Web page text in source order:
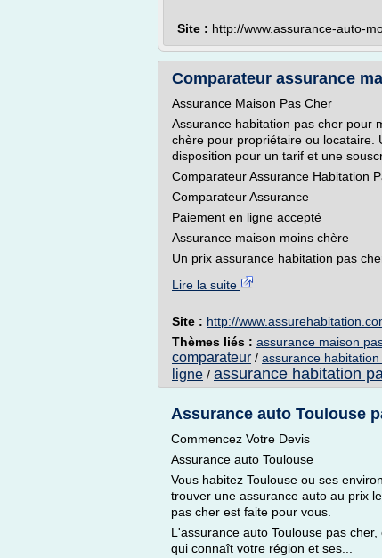
Site : http://www.assurance-auto-
Comparateur assurance
Assurance Maison Pas Cher
Assurance habitation pas cher pour
chère pour propriétaire ou locataire.
disposition pour un tarif et une
Comparateur Assurance Habitation
Comparateur Assurance
Paiement en ligne accepté
Assurance maison moins chère
Un prix assurance habitation pas
Lire la suite
Site : http://
Thèmes liés : assurance maison
comparateur / assurance
ligne / assurance habitation
Assurance auto Toulouse
Commencez Votre Devis
Assurance auto Toulouse
Vous habitez Toulouse ou ses
trouver une assurance auto au prix
pas cher est faite pour vous.
L'assurance auto Toulouse pas
qui connaît votre région et ses...